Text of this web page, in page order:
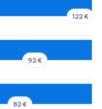
122 €
92 €
82 €